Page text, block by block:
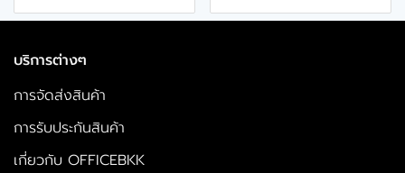
บริการต่างๆ
การจัดส่งสินค้า
การรับประกันสินค้า
เกี่ยวกับ OFFICEBKK